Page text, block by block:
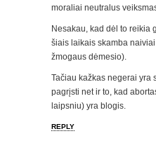
moraliai neutralus
Nesakau, kad dėl to reikia
šiais laikais skamba
žmogaus dėmesio).
Tačiau kažkas negerai yra
pagrįsti net ir to, kad
laipsniu) yra blogis.
REPLY